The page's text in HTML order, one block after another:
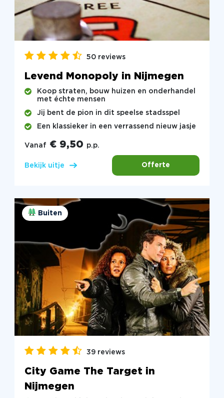
50 reviews
Levend Monopoly in Nijmegen
Koop straten, bouw huizen en onderhandel
met échte mensen
Jij bent de pion in dit speelse stadsspel
Een klassieker in een verrassend nieuw jasje
Vanaf € 9,50 p.p.
Bekijk uitje Offerte
Buiten
39 reviews
City Game The Target in
Nijmegen